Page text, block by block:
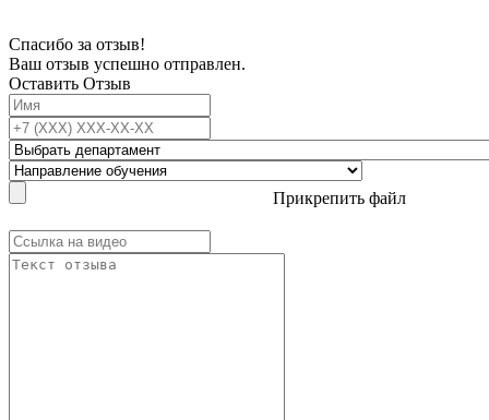
Спасибо за отзыв!
Ваш отзыв успешно отправлен.
Оставить Отзыв
Прикрепить файл